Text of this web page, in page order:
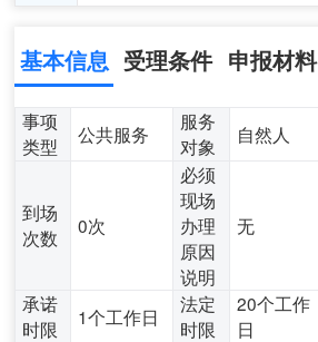
基本信息 受理条件 申报材料
事项
类型
公共服务
服务
对象
自然人
到场
次数
0次
必须
现场
办理
原因
说明
无
承诺
时限
1个工作日
法定
时限
20个工作
日